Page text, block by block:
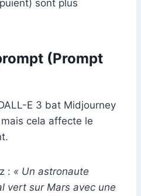
sont plus
(Prompt
E 3 bat Midjourney
cela affecte le
: « Un astronaute
vert sur Mars avec une